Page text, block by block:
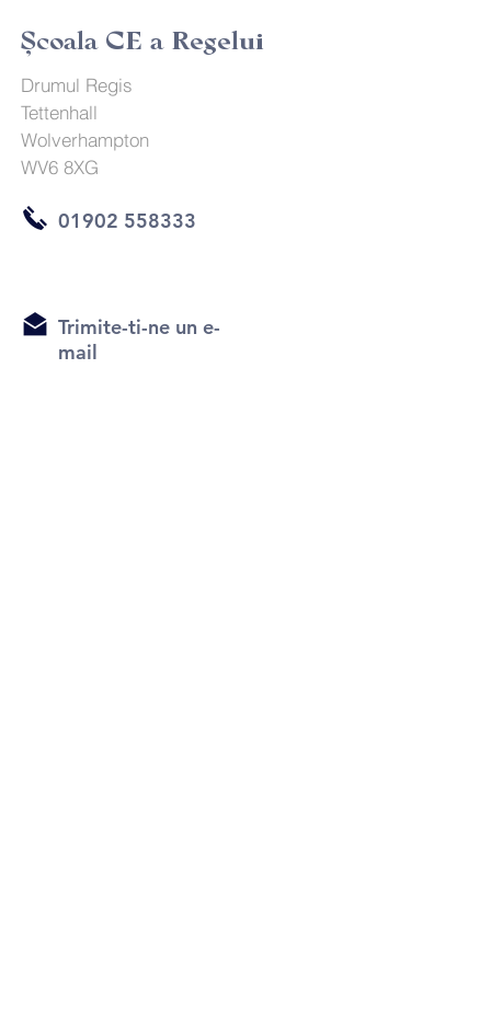
Şcoala CE a Regelui
Drumul Regis
Tettenhall
Wolverhampton
WV6 8XG
01902 558333
Trimite-ti-ne un e-
mail